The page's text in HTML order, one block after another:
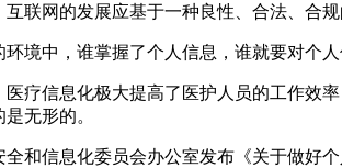
联网的发展应基于一种良性、合法、合
境中，谁掌握了个人信息，谁就要对个人
疗信息化极大提高了医护人员的工作效
无形的。
全和信息化委员会办公室发布《关于做